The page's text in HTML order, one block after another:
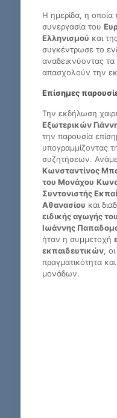
Η ημερίδα, η οποία
συνεργασία του
Ελληνισμού και
συγκέντρωσε το
αναδεικνύοντας
απασχολούν την
Επίσημες
Την εκδήλωση
Εξωτερικών
την παρουσία
υπογραμμίζοντας
συζητήσεων.
Κωνσταντίνος
του Μονάχου
Συντονιστής
Αθανασίου και
ειδικής αγωγής
Ιωάννης
ήταν η συμμετοχή
εκπαιδευτικών,
πραγματικότητα
μονάδων.